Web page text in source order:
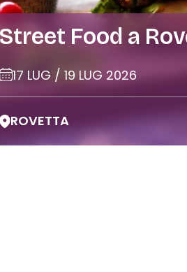
Street Food a
17 LUG / 19 LUG 2026
ROVETTA